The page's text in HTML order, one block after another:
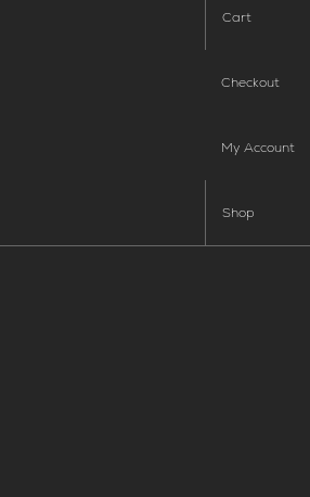
Cart
Checkout
My Account
Shop